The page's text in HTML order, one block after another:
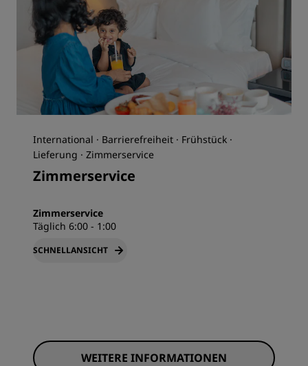
International · Barrierefreiheit · Frühstück ·
Lieferung · Zimmerservice
Zimmerservice
Zimmerservice
Täglich 6:00 - 1:00
SCHNELLANSICHT
WEITERE INFORMATIONEN